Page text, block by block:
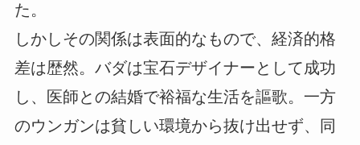
た。
しかしその関係は表面的なもので、経済的格
差は歴然。バダは宝石デザイナーとして成功
し、医師との結婚で裕福な生活を謳歌。一方
のウンガンは貧しい環境から抜け出せず、同